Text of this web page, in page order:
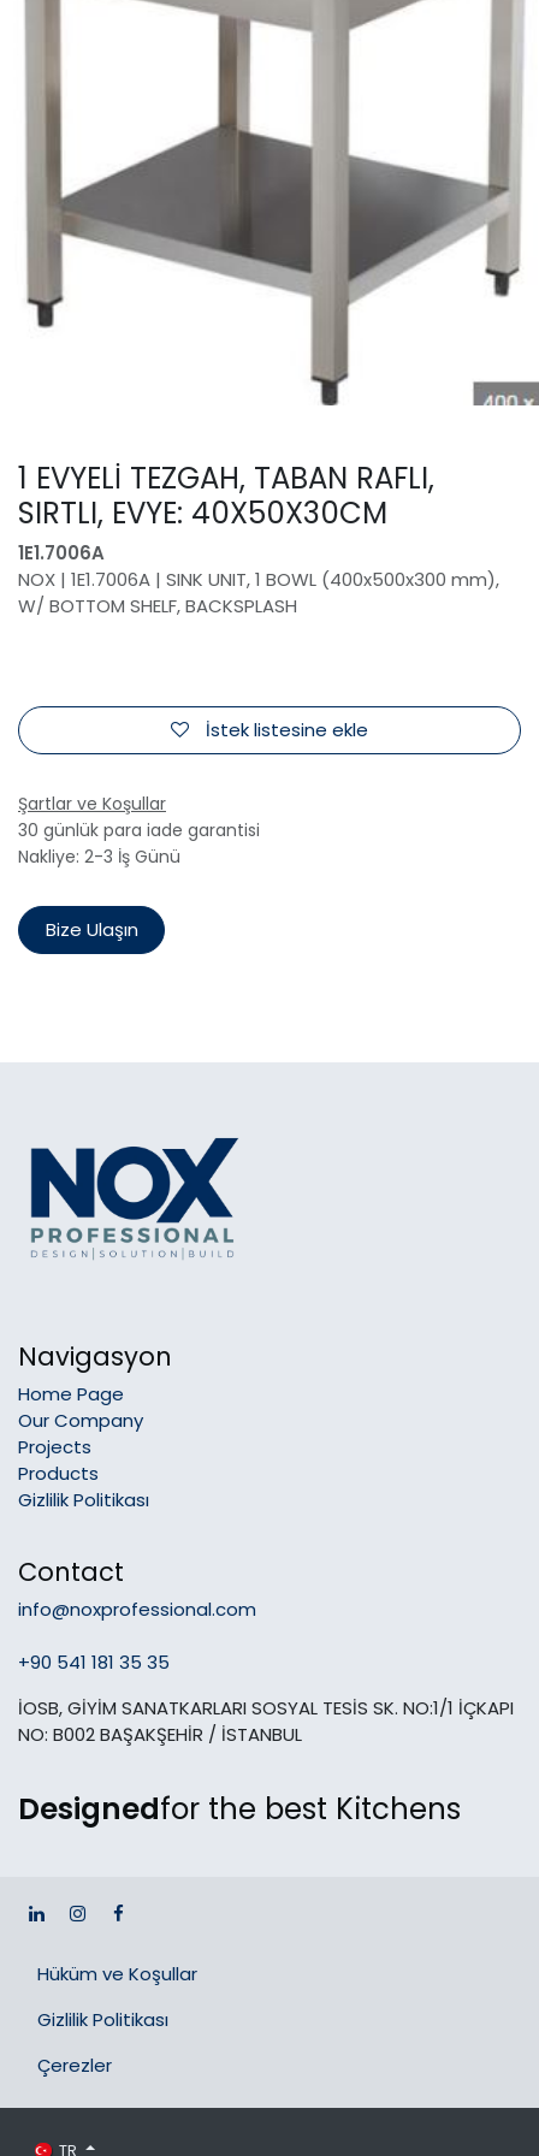
1 EVYELİ TEZGAH, TABAN RAFLI,
SIRTLI, EVYE: 40X50X30CM
1E1.7006A
NOX | 1E1.7006A | SINK UNIT, 1 BOWL (400x500x300 mm),
W/ BOTTOM SHELF, BACKSPLASH
İstek listesine ekle
Şartlar ve Koşullar
30 günlük para iade garantisi
Nakliye: 2-3 İş Günü
Bize Ulaşın
Navigasyon
Home Page
Our Company
Projects
Products
Gizlilik Politikası
Designedfor the best Kitchens
Contact
info@noxprofessional.com
+90 541 181 35 35
İOSB, GİYİM SANATKARLARI SOSYAL TESİS SK. NO:1/1 İÇKAPI
NO: B002 BAŞAKŞEHİR / İSTANBUL
Hüküm ve Koşullar
Gizlilik Politikası
Çerezler
TR